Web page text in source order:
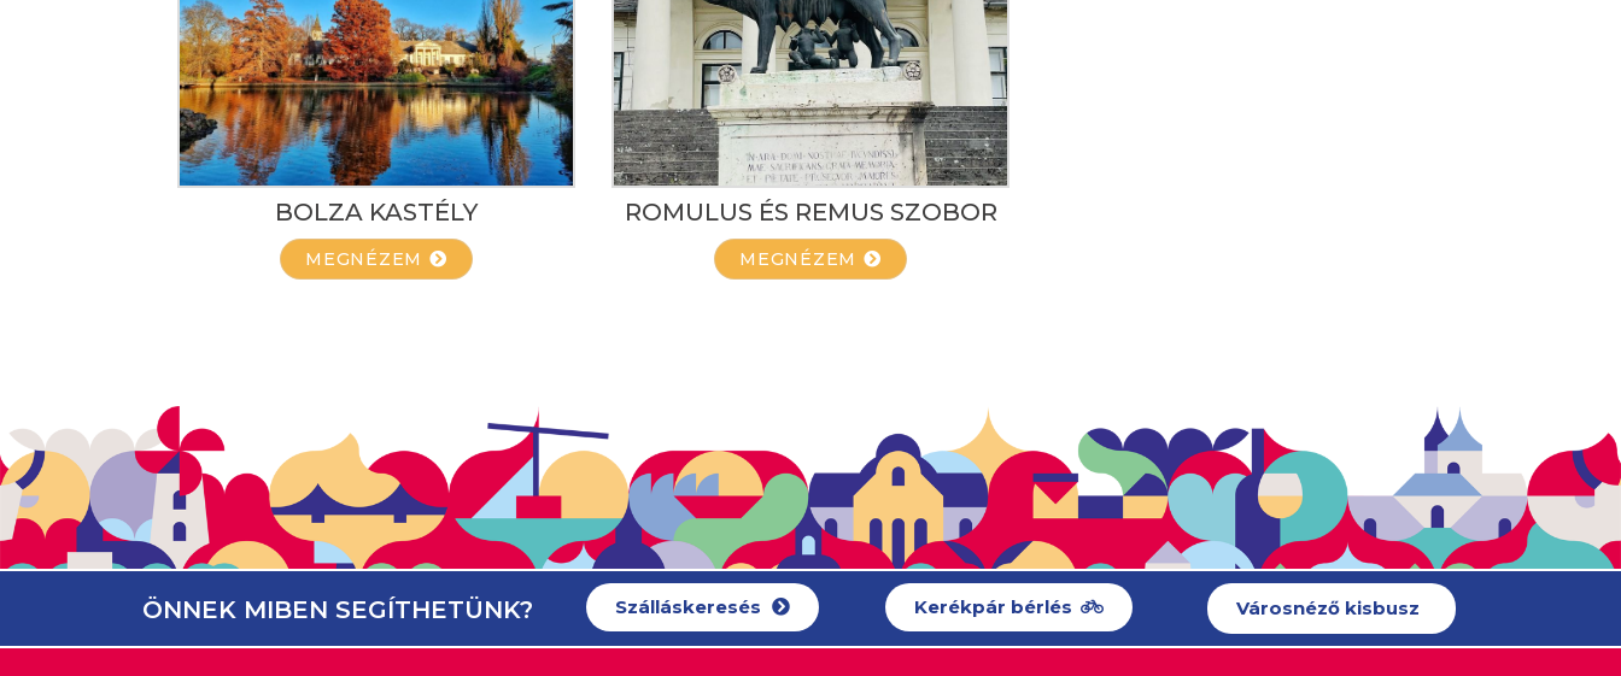
BOLZA KASTÉLY
MEGNÉZEM
ROMULUS ÉS REMUS SZOBOR
MEGNÉZEM
ÖNNEK MIBEN SEGÍTHETÜNK? Szálláskeresés Kerékpár bérlés Városnéző kisbusz